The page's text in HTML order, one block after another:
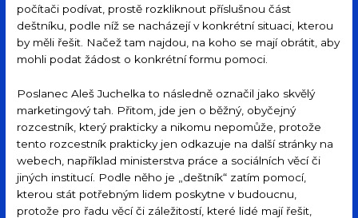
počítači podívat, prostě rozkliknout příslušnou část
deštníku, podle níž se nacházejí v konkrétní situaci, kterou
by měli řešit. Načež tam najdou, na koho se mají obrátit, aby
mohli podat žádost o konkrétní formu pomoci.
Poslanec Aleš Juchelka to následně označil jako skvělý
marketingový tah. Přitom, jde jen o běžný, obyčejný
rozcestník, který prakticky a nikomu nepomůže, protože
tento rozcestník prakticky jen odkazuje na další stránky na
webech, například ministerstva práce a sociálních věcí či
jiných institucí. Podle něho je „deštník“ zatím pomocí,
kterou stát potřebným lidem poskytne v budoucnu,
protože pro řadu věcí či záležitostí, které lidé mají řešit,